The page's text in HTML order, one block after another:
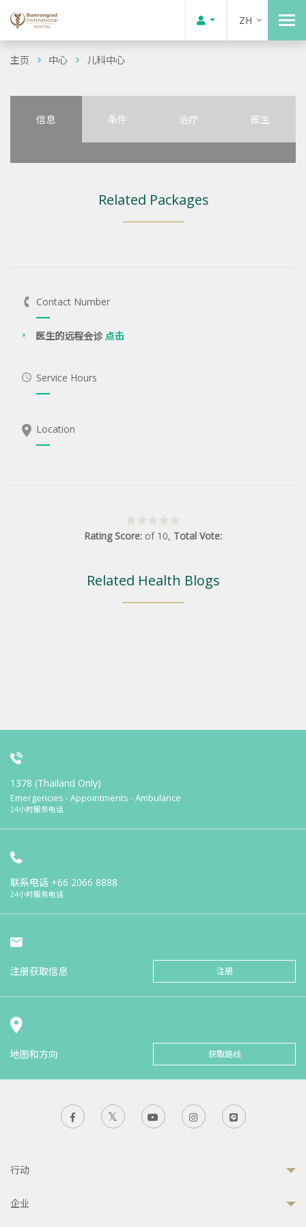
ZH
主页 中心 儿科中心
信息 条件 治疗 医生
Related Packages
Contact Number
医生的远程会诊点击
Service Hours
Location
Rating Score: of 10, Total Vote:
Related Health Blogs
1378 (Thailand Only)
Emergencies - Appointments - Ambulance
24小时服务电话
联系电话 +66 2066 8888
24小时服务电话
注册获取信息 注册
地图和方向 获取路线
行动
企业